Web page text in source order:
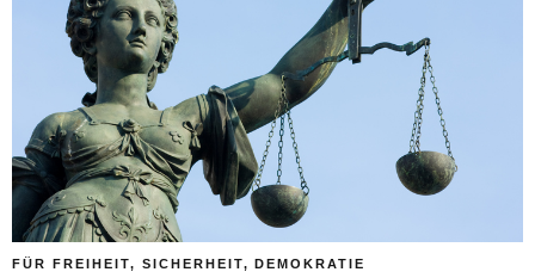
FÜR FREIHEIT, SICHERHEIT, DEMOKRATIE